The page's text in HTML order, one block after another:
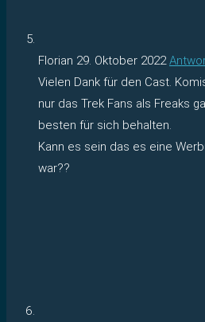
Florian 29. Oktober 2022
Vielen Dank für den Cast.
nur das Trek Fans als Freaks
besten für sich behalten.
Kann es sein das es eine
war??